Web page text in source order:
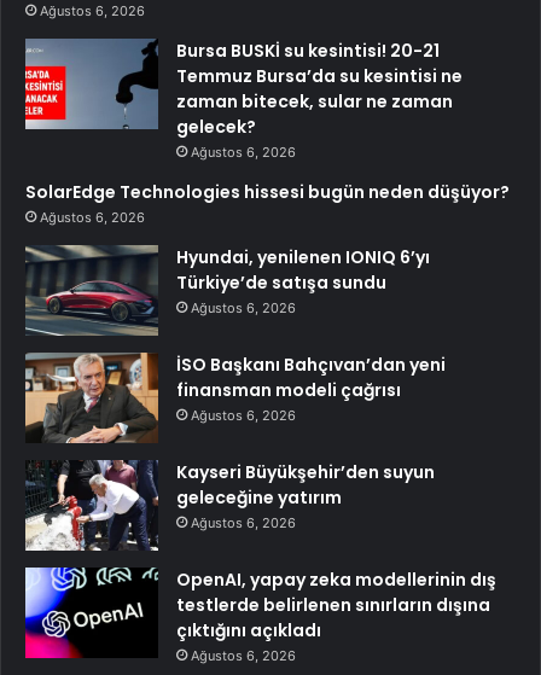
Ağustos 6, 2026
Bursa BUSKİ su kesintisi! 20-21
Temmuz Bursa’da su kesintisi ne
zaman bitecek, sular ne zaman
gelecek?
Ağustos 6, 2026
SolarEdge Technologies hissesi bugün neden düşüyor?
Ağustos 6, 2026
Hyundai, yenilenen IONIQ 6’yı
Türkiye’de satışa sundu
Ağustos 6, 2026
İSO Başkanı Bahçıvan’dan yeni
finansman modeli çağrısı
Ağustos 6, 2026
Kayseri Büyükşehir’den suyun
geleceğine yatırım
Ağustos 6, 2026
OpenAI, yapay zeka modellerinin dış
testlerde belirlenen sınırların dışına
çıktığını açıkladı
Ağustos 6, 2026